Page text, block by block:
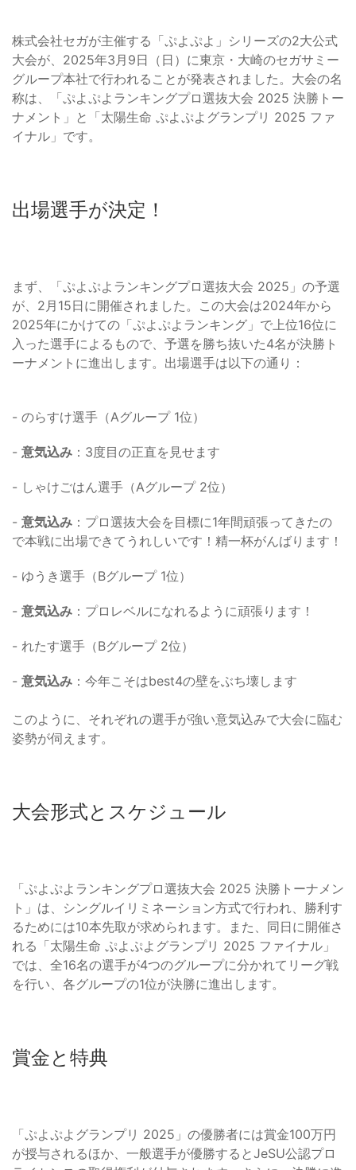
株式会社セガが主催する「ぷよぷよ」シリーズの2大公式
大会が、2025年3月9日（日）に東京・大崎のセガサミー
グループ本社で行われることが発表されました。大会の名
称は、「ぷよぷよランキングプロ選抜大会 2025 決勝トー
ナメント」と「太陽生命 ぷよぷよグランプリ 2025 ファ
イナル」です。
出場選手が決定！
まず、「ぷよぷよランキングプロ選抜大会 2025」の予選
が、2月15日に開催されました。この大会は2024年から
2025年にかけての「ぷよぷよランキング」で上位16位に
入った選手によるもので、予選を勝ち抜いた4名が決勝ト
ーナメントに進出します。出場選手は以下の通り：
- のらすけ選手（Aグループ 1位）
- 意気込み ：3度目の正直を見せます
- しゃけごはん選手（Aグループ 2位）
- 意気込み ：プロ選抜大会を目標に1年間頑張ってきたの
で本戦に出場できてうれしいです！精一杯がんばります！
- ゆうき選手（Bグループ 1位）
- 意気込み ：プロレベルになれるように頑張ります！
- れたす選手（Bグループ 2位）
- 意気込み ：今年こそはbest4の壁をぶち壊します
このように、それぞれの選手が強い意気込みで大会に臨む
姿勢が伺えます。
大会形式とスケジュール
「ぷよぷよランキングプロ選抜大会 2025 決勝トーナメン
ト」は、シングルイリミネーション方式で行われ、勝利す
るためには10本先取が求められます。また、同日に開催さ
れる「太陽生命 ぷよぷよグランプリ 2025 ファイナル」
では、全16名の選手が4つのグループに分かれてリーグ戦
を行い、各グループの1位が決勝に進出します。
賞金と特典
「ぷよぷよグランプリ 2025」の優勝者には賞金100万円
が授与されるほか、一般選手が優勝するとJeSU公認プロ